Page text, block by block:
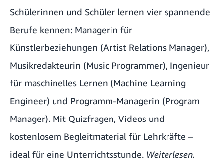
Schülerinnen und Schüler lernen vier spannende
Berufe kennen: Managerin für
Künstlerbeziehungen (Artist Relations Manager),
Musikredakteurin (Music Programmer), Ingenieur
für maschinelles Lernen (Machine Learning
Engineer) und Programm-Managerin (Program
Manager). Mit Quizfragen, Videos und
kostenlosem Begleitmaterial für Lehrkräfte –
ideal für eine Unterrichtsstunde. Weiterlesen.